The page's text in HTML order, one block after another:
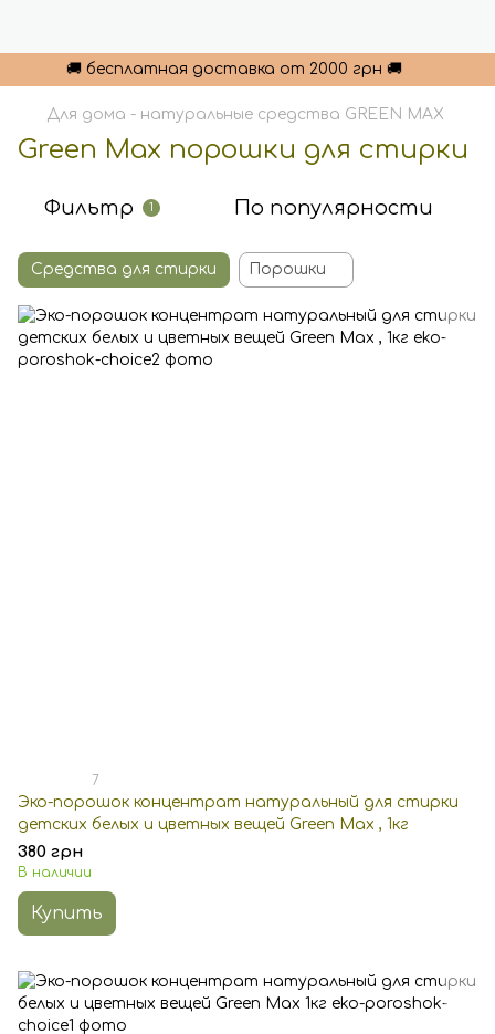
🚚 бесплатная доставка от 2000 грн 🚚
Для дома - натуральные средства GREEN MAX
Green Max порошки для стирки
Фильтр 1 По популярности
Средства для стирки Порошки
7
Эко-порошок концентрат натуральный для стирки
детских белых и цветных вещей Green Max , 1кг
380 грн
В наличии
Купить